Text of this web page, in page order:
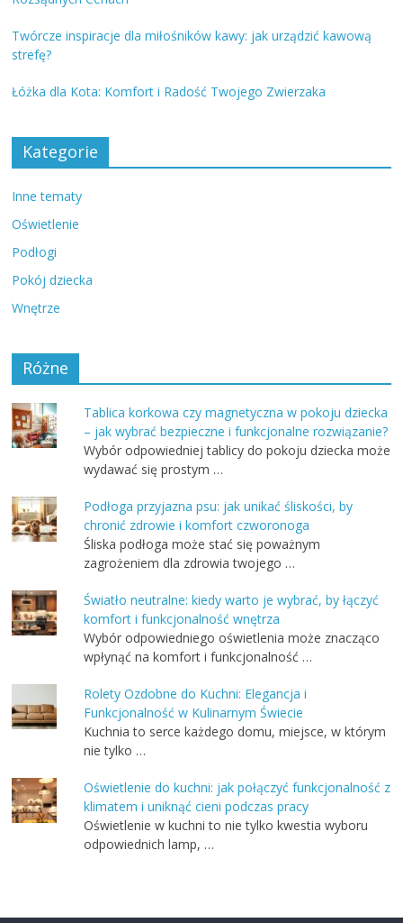
Twórcze inspiracje dla miłośników kawy: jak urządzić kawową
strefę?
Łóżka dla Kota: Komfort i Radość Twojego Zwierzaka
Kategorie
Inne tematy
Oświetlenie
Podłogi
Pokój dziecka
Wnętrze
Różne
Tablica korkowa czy magnetyczna w pokoju dziecka
– jak wybrać bezpieczne i funkcjonalne rozwiązanie?
Wybór odpowiedniej tablicy do pokoju dziecka może
wydawać się prostym …
Podłoga przyjazna psu: jak unikać śliskości, by
chronić zdrowie i komfort czworonoga
Śliska podłoga może stać się poważnym
zagrożeniem dla zdrowia twojego …
Światło neutralne: kiedy warto je wybrać, by łączyć
komfort i funkcjonalność wnętrza
Wybór odpowiedniego oświetlenia może znacząco
wpłynąć na komfort i funkcjonalność …
Rolety Ozdobne do Kuchni: Elegancja i
Funkcjonalność w Kulinarnym Świecie
Kuchnia to serce każdego domu, miejsce, w którym
nie tylko …
Oświetlenie do kuchni: jak połączyć funkcjonalność z
klimatem i uniknąć cieni podczas pracy
Oświetlenie w kuchni to nie tylko kwestia wyboru
odpowiednich lamp, …